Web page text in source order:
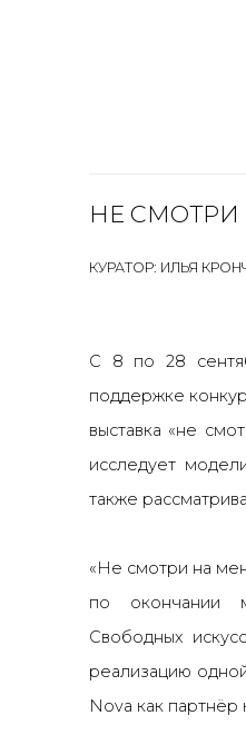
НЕ СМОТРИ
КУРАТОР: ИЛЬЯ
С 8 по 28
поддержке
выставка «не
исследует
также
«Не смотри на
по окончании
Свободных
реализацию
Nova как партнёр